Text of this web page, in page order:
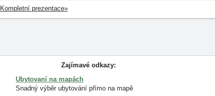
Kompletní prezentace»
Zajímavé odkazy:
Ubytovaní na mapách
Snadný výběr ubytování přímo na mapě